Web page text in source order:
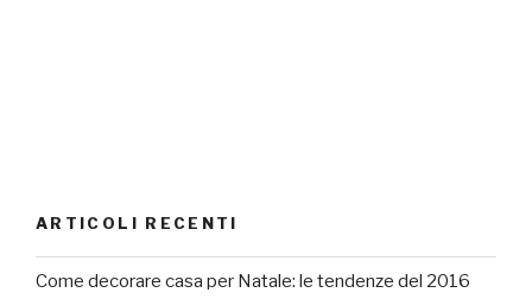
ARTICOLI RECENTI
Come decorare casa per Natale: le tendenze del 2016